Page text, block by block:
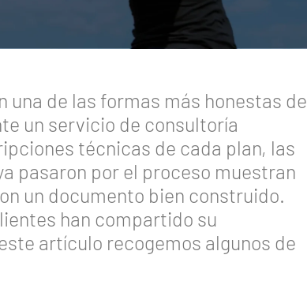
una de las formas más honestas de
un servicio de consultoría
técnicas de cada plan, las
pasaron por el proceso muestran
un documento bien construido.
han compartido su
artículo recogemos algunos de